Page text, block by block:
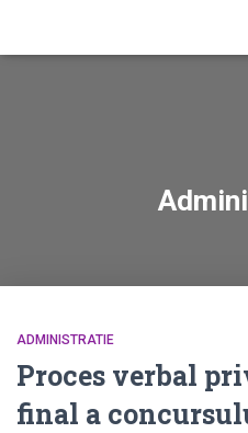
ADMINISTRATIE
Proces verbal
final a